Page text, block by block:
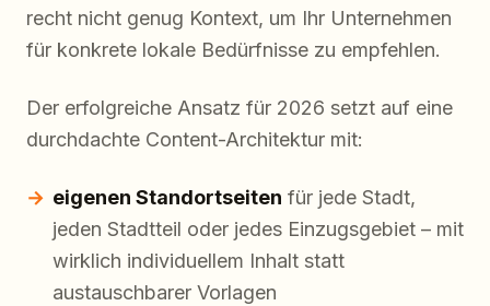
recht nicht genug Kontext, um Ihr Unternehmen
für konkrete lokale Bedürfnisse zu empfehlen.
Der erfolgreiche Ansatz für 2026 setzt auf eine
durchdachte Content-Architektur mit:
eigenen Standortseiten für jede Stadt,
jeden Stadtteil oder jedes Einzugsgebiet – mit
wirklich individuellem Inhalt statt
austauschbarer Vorlagen